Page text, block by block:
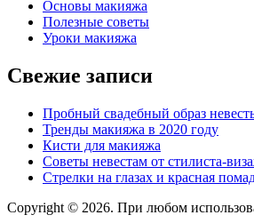
Основы макияжа
Полезные советы
Уроки макияжа
Свежие записи
Пробный свадебный образ
Тренды макияжа в 2020 году
Кисти для макияжа
Советы невестам от стилиста-
Стрелки на глазах и красная
Copyright © 2026. При любом